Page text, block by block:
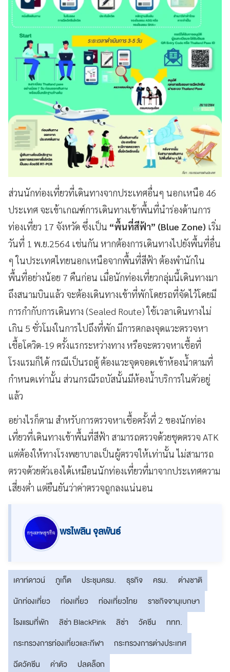
ส่วนนักท่องเที่ยวที่เดินทางจากประเทศอื่นๆ นอกเหนือ 46
ประเทศ จะเข้าเกณฑ์การเดินทางเข้าพื้นที่นำร่องด้านการ
ท่องเที่ยว 17 จังหวัด ซึ่งเป็น “พื้นที่สีฟ้า” (Blue Zone) เริ่ม
วันที่ 1 พ.ย.2564 เช่นกัน หากต้องการเดินทางไปยังพื้นที่อื่น
ๆ ในประเทศไทยนอกเหนือจากพื้นที่สีฟ้า ต้องพำนักใน
พื้นที่อย่างน้อย 7 คืนก่อน เมื่อนักท่องเที่ยวกลุ่มนี้เดินทางมา
ถึงสนามบินแล้ว จะต้องเดินทางเข้าที่พักโดยรถที่จัดไว้โดยมี
การกำกับการเดินทาง (Sealed Route) ใช้เวลาเดินทางไม่
เกิน 5 ชั่วโมงในการไปถึงที่พัก มีการตกลงจุดแวะตรวจหา
เชื้อโควิด-19 ครั้งแรกระหว่างทาง หรือจะตรวจหาเชื้อที่
โรงแรมก็ได้ กรณีเป็นรถตู้ ต้องแวะจุดจอดเข้าห้องน้ำตามที่
กำหนดเท่านั้น ส่วนกรณีรถบัสนั้นมีห้องน้ำบริการในตัวอยู่
แล้ว
อย่างไรก็ตาม สำหรับการตรวจหาเชื้อครั้งที่ 2 ของนักท่อง
เที่ยวที่เดินทางเข้าพื้นที่สีฟ้า สามารถตรวจด้วยชุดตรวจ ATK
แต่ต้องให้ทางโรงพยาบาลเป็นผู้ตรวจให้เท่านั้น ไม่สามารถ
ตรวจด้วยตัวเองได้เหมือนนักท่องเที่ยวที่มาจากประเทศความ
เสี่ยงต่ำ แต่ยืนยันว่าค่าตรวจถูกลงแน่นอน
พรไพลิน จุลพันธ์
เคาท์ดาวน์ ภูเก็ต ประชุมครม. ธุรกิจ ครม.
ต่างชาติ
นักท่องเที่ยว
ท่องเที่ยว ท่องเที่ยวไทย
ราชกิจจานุเบกษา
โรงแรมที่พัก
ลิซ่า BlackPink ลิซ่า วัคซีน
ททท.
กระทรวงการท่องเที่ยวและกีฬา
กระทรวงการต่างประเทศ
ฉีดวัคซีน
ค่าตัว
ปลดล็อก